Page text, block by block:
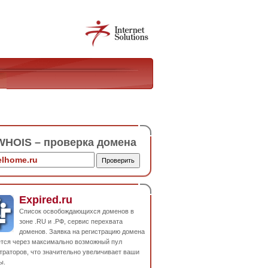
– проверка домена
Expired.ru
Список освобождающихся доменов в
зоне .RU и .РФ, сервис перехвата
доменов. Заявка на регистрацию домена
через максимально возможный пул
что значительно увеличивает ваши